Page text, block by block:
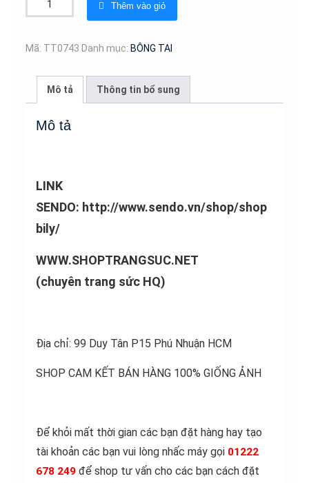
Tai
Trái
Thêm vào giỏ
Mã: TT0743 Danh mục: BÔNG TAI
Mô tả Thông tin bổ sung
Mô tả
LINK
SENDO: http://www.sendo.vn/shop/shop
bily/
WWW.SHOPTRANGSUC.NET
(chuyên trang sứcHQ)
Địa chỉ: 99 Duy Tân P15 Phú Nhuận HCM
SHOP CAM KẾT BÁN HÀNG 100% GIỐNG ẢNH
Để khỏi mất thời gian các bạn đặt hàng hay tạo
tài khoản các bạn vui lòng nhấc máy gọi 01222
678 249 để shop tư vấn cho các bạn cách đặt